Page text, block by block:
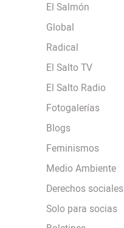
El Salmón
Global
Radical
El Salto TV
El Salto Radio
Fotogalerías
Blogs
Feminismos
Medio Ambiente
Derechos sociales
Solo para socias